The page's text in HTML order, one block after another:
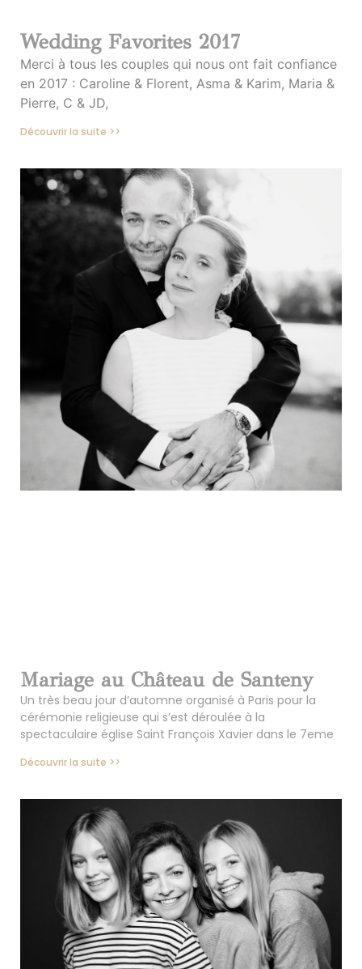
Wedding Favorites 2017
Merci à tous les couples qui nous ont fait confiance
en 2017 : Caroline & Florent, Asma & Karim, Maria &
Pierre, C & JD,
Découvrir la suite >>
Mariage au Château de Santeny
Un très beau jour d’automne organisé à Paris pour la
cérémonie religieuse qui s’est déroulée à la
spectaculaire église Saint François Xavier dans le 7eme
Découvrir la suite >>